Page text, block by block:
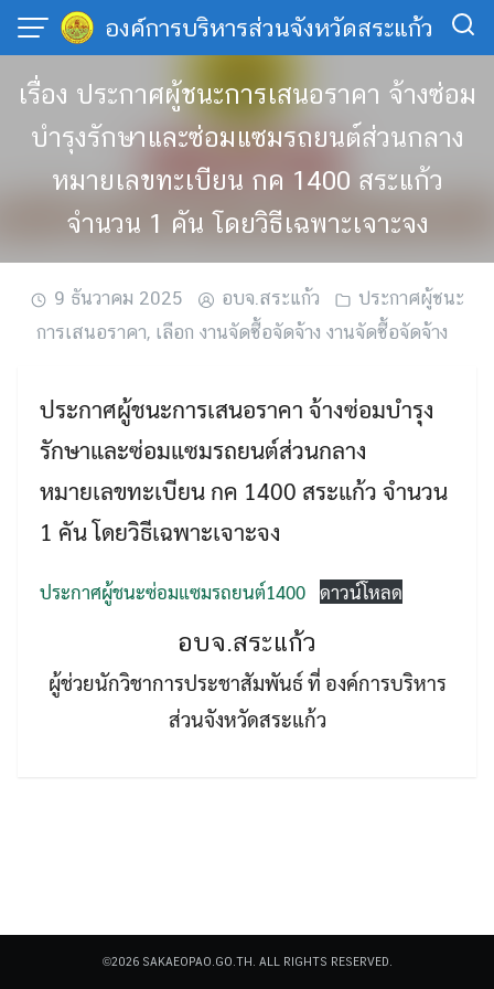
Skip
content
องค์การบริหารส่วนจังหวัดสระแก้ว
for:
Search
เรื่อง ประกาศผู้ชนะการเสนอราคา จ้างซ่อม
บำรุงรักษาและซ่อมแซมรถยนต์ส่วนกลาง
หมายเลขทะเบียน กค 1400 สระแก้ว
จำนวน 1 คัน โดยวิธีเฉพาะเจาะจง
9 ธันวาคม 2025 อบจ.สระแก้ว
ประกาศผู้ชนะ
การเสนอราคา, เลือก งานจัดซื้อจัดจ้าง งานจัดซื้อจัดจ้าง
ประกาศผู้ชนะการเสนอราคา จ้างซ่อมบำรุง
รักษาและซ่อมแซมรถยนต์ส่วนกลาง
หมายเลขทะเบียน กค 1400 สระแก้ว จำนวน
1 คัน โดยวิธีเฉพาะเจาะจง
ประกาศผู้ชนะซ่อมแซมรถยนต์1400 ดาวน์โหลด
อบจ.สระแก้ว
ผู้ช่วยนักวิชาการประชาสัมพันธ์ ที่ องค์การบริหาร
ส่วนจังหวัดสระแก้ว
©2026 SAKAEOPAO.GO.TH. ALL RIGHTS RESERVED.